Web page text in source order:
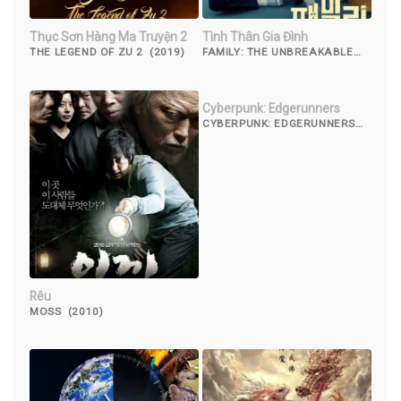
Thục Sơn Hàng Ma Truyện 2
THE LEGEND OF ZU 2 (2019)
Tình Thân Gia Đình
FAMILY: THE UNBREAKABLE
Rêu
MOSS (2010)
Cyberpunk: Edgerunners
CYBERPUNK: EDGERUNNERS